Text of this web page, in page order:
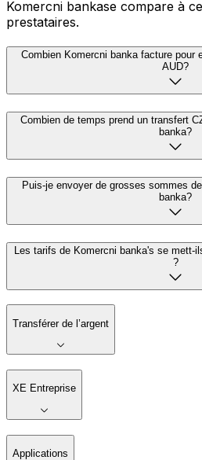
Komercni bankase compare à
prestataires.
Combien Komercni banka facture pour
AUD?
Combien de temps prend un transfert
banka?
Puis-je envoyer de grosses sommes
banka?
Les tarifs de Komercni banka's se mett-
?
Transférer de l’argent
XE Entreprise
Applications